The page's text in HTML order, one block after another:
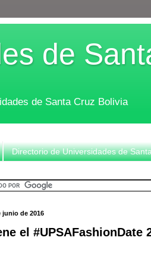
de
de Santa Cruz Bolivia
Directorio de Universidades de
junio de 2016
el ‪#‎UPSAFashionDate‬